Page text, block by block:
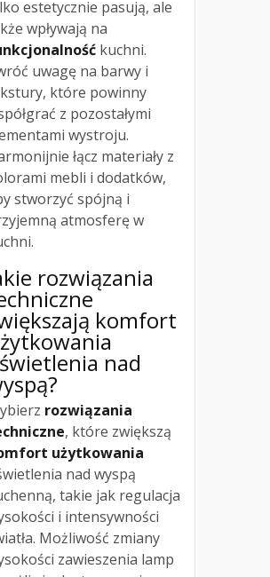
estetycznie pasują, ale
wpływają na
kuchni.
uwagę na barwy i
które powinny
z pozostałymi
wystroju.
łącz materiały z
mebli i dodatków,
stworzyć spójną i
atmosferę w
rozwiązania
komfort
nad
rozwiązania
, które zwiększą
użytkowania
nad wyspą
takie jak regulacja
i intensywności
Możliwość zmiany
zawieszenia lamp